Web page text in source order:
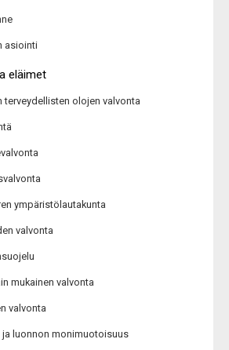
asiointi
eläimet
terveydellisten olojen valvonta
ympäristölautakunta
valvonta
mukainen valvonta
valvonta
ja luonnon monimuotoisuus